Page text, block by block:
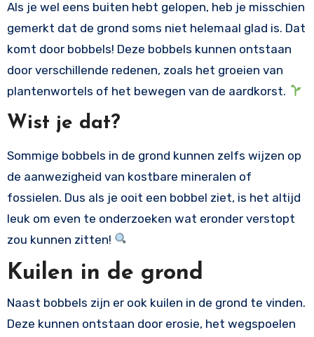
Als je wel eens buiten hebt gelopen, heb je misschien
gemerkt dat de grond soms niet helemaal glad is. Dat
komt door bobbels! Deze bobbels kunnen ontstaan
door verschillende redenen, zoals het groeien van
plantenwortels of het bewegen van de aardkorst.
Wist je dat?
Sommige bobbels in de grond kunnen zelfs wijzen op
de aanwezigheid van kostbare mineralen of
fossielen. Dus als je ooit een bobbel ziet, is het altijd
leuk om even te onderzoeken wat eronder verstopt
zou kunnen zitten!
Kuilen in de grond
Naast bobbels zijn er ook kuilen in de grond te vinden.
Deze kunnen ontstaan door erosie, het wegspoelen